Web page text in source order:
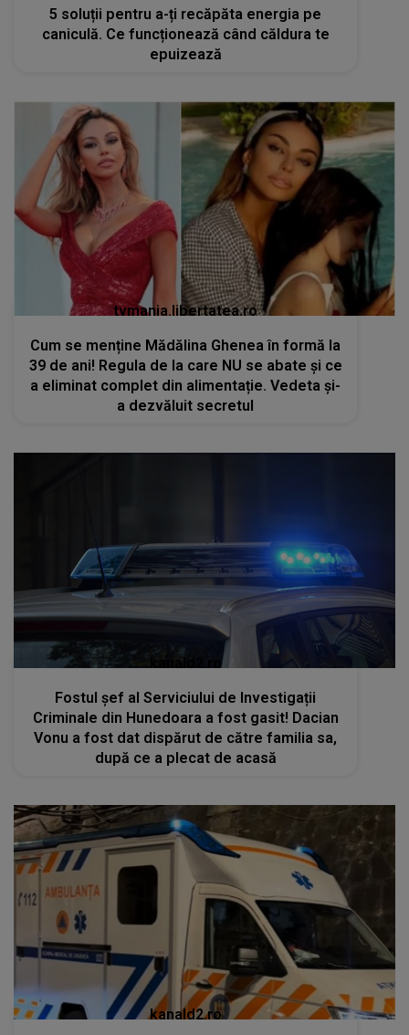
5 soluții pentru a-ți recăpăta energia pe
caniculă. Ce funcționează când căldura te
epuizează
tvmania.libertatea.ro
Cum se menține Mădălina Ghenea în formă la
39 de ani! Regula de la care NU se abate și ce
a eliminat complet din alimentație. Vedeta și-
a dezvăluit secretul
kanald2.ro
Fostul șef al Serviciului de Investigații
Criminale din Hunedoara a fost gasit! Dacian
Vonu a fost dat dispărut de către familia sa,
după ce a plecat de acasă
kanald2.ro